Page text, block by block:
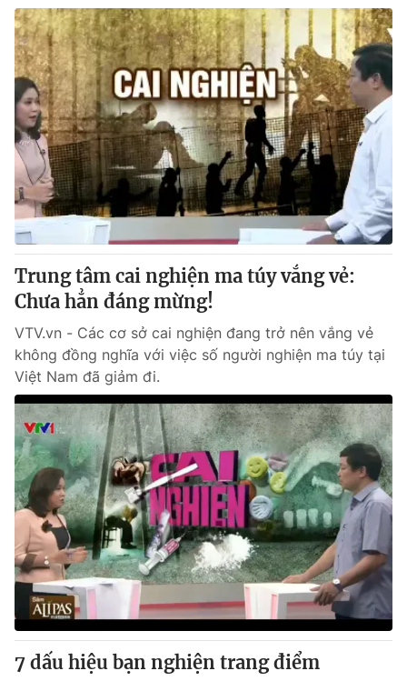
THỜI BÁO VTV
Theo dõi báo trên
Cơ quan chủ quản:Đài Truyền hình Việt Nam
Cơ quan báo chí:Thời báo VTV
Giấy phép hoạt động báo in và báo điện tử số 483/GP-BTTTT
Tổng Biên tập:Vũ Thanh Thủy
Phó Tổng Biên tập: Nguyễn Thị Mỹ Hạnh, Phạm Quốc Thắng,
Nguyễn Trọng Ninh
Tổng đài VTV: 024.38 355 931 - 024.38 355 932
Ðiện thoại Thời báo VTV:
Email:toasoan@vtv.vn
Liên hệ quảng cáo: 024-7300.7108
Trung tâm cai nghiện ma túy vắng vẻ:
Chưa hẳn đáng mừng!
VTV.vn - Các cơ sở cai nghiện đang trở nên vắng vẻ
không đồng nghĩa với việc số người nghiện ma túy tại
Việt Nam đã giảm đi.
7 dấu hiệu bạn nghiện trang điểm